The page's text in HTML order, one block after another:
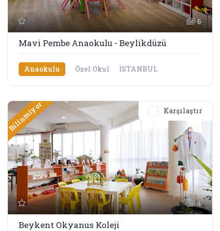
6
Mavi Pembe Anaokulu - Beylikdüzü
Anaokulu Özel Okul İSTANBUL
Karşılaştır
Bilinmiyor
4
Beykent Okyanus Koleji